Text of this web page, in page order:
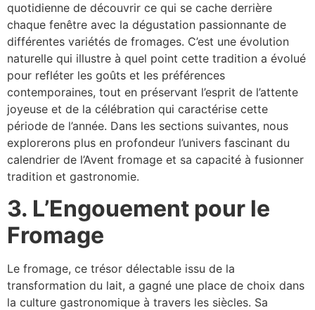
quotidienne de découvrir ce qui se cache derrière
chaque fenêtre avec la dégustation passionnante de
différentes variétés de fromages. C’est une évolution
naturelle qui illustre à quel point cette tradition a évolué
pour refléter les goûts et les préférences
contemporaines, tout en préservant l’esprit de l’attente
joyeuse et de la célébration qui caractérise cette
période de l’année. Dans les sections suivantes, nous
explorerons plus en profondeur l’univers fascinant du
calendrier de l’Avent fromage et sa capacité à fusionner
tradition et gastronomie.
3. L’Engouement pour le
Fromage
Le fromage, ce trésor délectable issu de la
transformation du lait, a gagné une place de choix dans
la culture gastronomique à travers les siècles. Sa